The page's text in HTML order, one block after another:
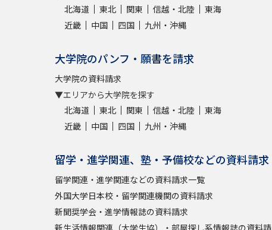
北海道
東北 関東 信越・北陸
東海
近畿
中国 四国 九州・沖縄
大学院のパンフ・願書を請求
大学院の資料請求
▼エリアから大学院を探す
北海道
東北 関東 信越・北陸
東海
近畿
中国 四国 九州・沖縄
留学・進学関連、塾・予備校などの資料請求
留学関連・進学関連などの資料請求一覧
外国大学日本校・留学関連機関の資料請求
新聞奨学会・進学情報誌の資料請求
新生活情報関連（大学生協）・部屋探し系情報誌の資料請